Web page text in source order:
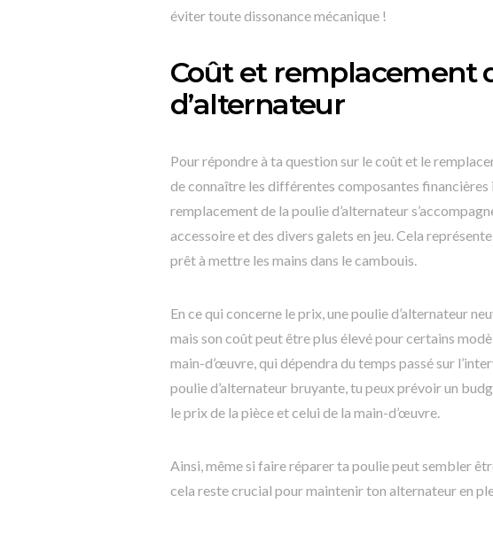
éviter toute dissonance mécanique !
Coût et remplacement
d’alternateur
Pour répondre à ta question sur le coût et le
de connaître les différentes composantes
remplacement de la poulie d’alternateur
accessoire et des divers galets en jeu. Cela
prêt à mettre les mains dans le cambouis.
En ce qui concerne le prix, une poulie d’alternateur
mais son coût peut être plus élevé pour certains
main-d’œuvre, qui dépendra du temps passé sur
poulie d’alternateur bruyante, tu peux prévoir un
le prix de la pièce et celui de la main-d’œuvre.
Ainsi, même si faire réparer ta poulie peut sembler
cela reste crucial pour maintenir ton alternateur en